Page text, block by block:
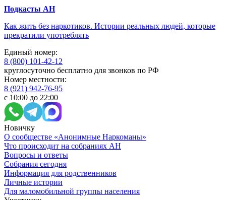
Подкасты АН
Как жить без наркотиков. Истории реальных людей, которые
прекратили употреблять
Единый номер:
8 (800) 101-42-12
круглосуточно бесплатно для звонков по РФ
Номер местности:
8 (921) 942-76-95
с 10:00 до 22:00
Новичку
О сообществе «Анонимные Наркоманы»
Что происходит на собраниях АН
Вопросы и ответы
Собрания сегодня
Информация для родственников
Личные истории
Для маломобильной группы населения